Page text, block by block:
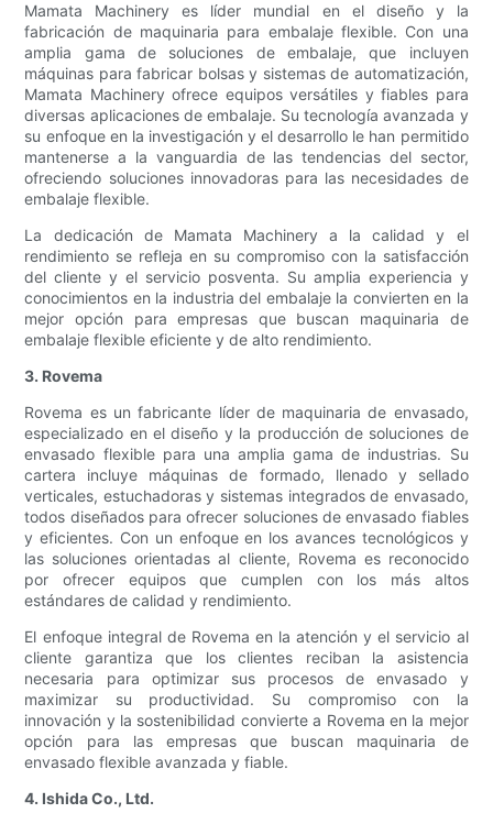
Mamata Machinery es líder mundial en el diseño y la
fabricación de maquinaria para embalaje flexible. Con una
amplia gama de soluciones de embalaje, que incluyen
máquinas para fabricar bolsas y sistemas de automatización,
Mamata Machinery ofrece equipos versátiles y fiables para
diversas aplicaciones de embalaje. Su tecnología avanzada y
su enfoque en la investigación y el desarrollo le han permitido
mantenerse a la vanguardia de las tendencias del sector,
ofreciendo soluciones innovadoras para las necesidades de
embalaje flexible.
La dedicación de Mamata Machinery a la calidad y el
rendimiento se refleja en su compromiso con la satisfacción
del cliente y el servicio posventa. Su amplia experiencia y
conocimientos en la industria del embalaje la convierten en la
mejor opción para empresas que buscan maquinaria de
embalaje flexible eficiente y de alto rendimiento.
3. Rovema
Rovema es un fabricante líder de maquinaria de envasado,
especializado en el diseño y la producción de soluciones de
envasado flexible para una amplia gama de industrias. Su
cartera incluye máquinas de formado, llenado y sellado
verticales, estuchadoras y sistemas integrados de envasado,
todos diseñados para ofrecer soluciones de envasado fiables
y eficientes. Con un enfoque en los avances tecnológicos y
las soluciones orientadas al cliente, Rovema es reconocido
por ofrecer equipos que cumplen con los más altos
estándares de calidad y rendimiento.
El enfoque integral de Rovema en la atención y el servicio al
cliente garantiza que los clientes reciban la asistencia
necesaria para optimizar sus procesos de envasado y
maximizar su productividad. Su compromiso con la
innovación y la sostenibilidad convierte a Rovema en la mejor
opción para las empresas que buscan maquinaria de
envasado flexible avanzada y fiable.
4. Ishida Co., Ltd.